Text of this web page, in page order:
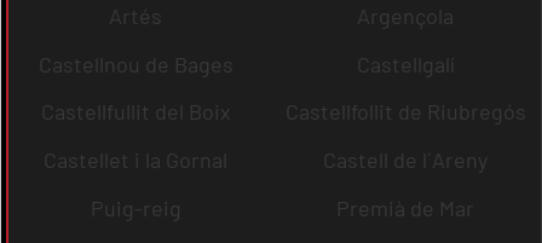
Artés
Argençola
Castellnou de Bages
Castellgalí
Castellfullit del Boix
Castellfollit de Riubregós
Castellet i la Gornal
Castell de l´Areny
Puig-reig
Premià de Mar